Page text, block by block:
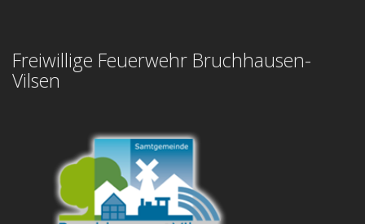
Freiwillige Feuerwehr Bruchhausen-
Vilsen